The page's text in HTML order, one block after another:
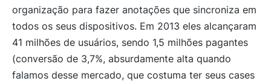
organização para fazer anotações que sincroniza em
todos os seus dispositivos. Em 2013 eles alcançaram
41 milhões de usuários, sendo 1,5 milhões pagantes
(conversão de 3,7%, absurdamente alta quando
falamos desse mercado, que costuma ter seus cases